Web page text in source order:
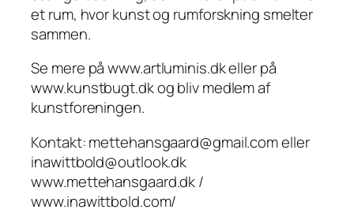
et rum, hvor kunst og rumforskning smelter
sammen.
Se mere på www.artluminis.dk eller på
www.kunstbugt.dk og bliv medlem af
kunstforeningen.
Kontakt: mettehansgaard@gmail.com eller
inawittbold@outlook.dk
www.mettehansgaard.dk /
www.inawittbold.com/